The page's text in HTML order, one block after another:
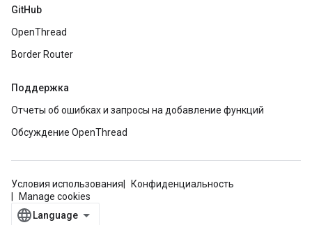
GitHub
OpenThread
Border Router
Поддержка
Отчеты об ошибках и запросы на добавление функций
Обсуждение OpenThread
Условия использования
Конфиденциальность
Manage cookies